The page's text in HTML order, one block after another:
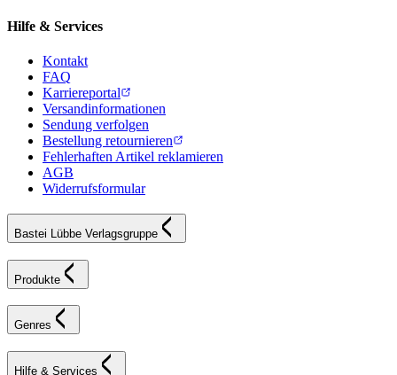
Hilfe & Services
Kontakt
FAQ
Karriereportal
Versandinformationen
Sendung verfolgen
Bestellung retournieren
Fehlerhaften Artikel reklamieren
AGB
Widerrufsformular
Bastei Lübbe Verlagsgruppe
Produkte
Genres
Hilfe & Services